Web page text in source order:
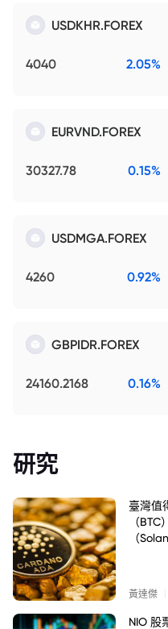
USDKHR.FOREX
4040 2.05%
EURVND.FOREX
30327.78 0.15%
USDMGA.FOREX
4260 0.92%
GBPIDR.FOREX
24160.2168 0.16%
研究
臺灣值
（
（
黃達傑
NIO 股